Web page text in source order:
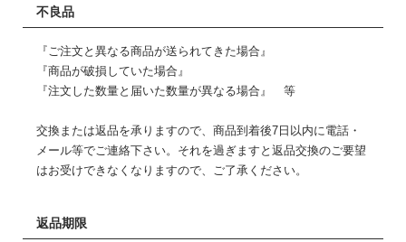
不良品
『ご注文と異なる商品が送られてきた場合』
『商品が破損していた場合』
『注文した数量と届いた数量が異なる場合』 等
交換または返品を承りますので、商品到着後7日以内に電話・
メール等でご連絡下さい。それを過ぎますと返品交換のご要望
はお受けできなくなりますので、ご了承ください。
返品期限